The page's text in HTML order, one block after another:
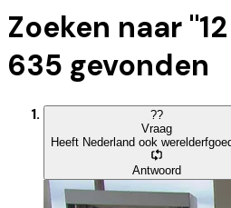
Zoeken naar "
635 gevonden
??
Vraag
Heeft Nederland ook
Antwoord